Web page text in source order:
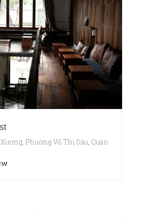
Phường Võ Thị Sáu, Quận 3, TP.HCM